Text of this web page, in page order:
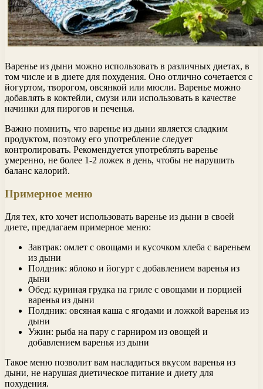
Варенье из дыни можно использовать в различных диетах, в
том числе и в диете для похудения. Оно отлично сочетается с
йогуртом, творогом, овсянкой или мюсли. Варенье можно
добавлять в коктейли, смузи или использовать в качестве
начинки для пирогов и печенья.
Важно помнить, что варенье из дыни является сладким
продуктом, поэтому его употребление следует
контролировать. Рекомендуется употреблять варенье
умеренно, не более 1-2 ложек в день, чтобы не нарушить
баланс калорий.
Примерное меню
Для тех, кто хочет использовать варенье из дыни в своей
диете, предлагаем примерное меню:
Завтрак: омлет с овощами и кусочком хлеба с вареньем
из дыни
Полдник: яблоко и йогурт с добавлением варенья из
дыни
Обед: куриная грудка на гриле с овощами и порцией
варенья из дыни
Полдник: овсяная каша с ягодами и ложкой варенья из
дыни
Ужин: рыба на пару с гарниром из овощей и
добавлением варенья из дыни
Такое меню позволит вам насладиться вкусом варенья из
дыни, не нарушая диетическое питание и диету для
похудения.